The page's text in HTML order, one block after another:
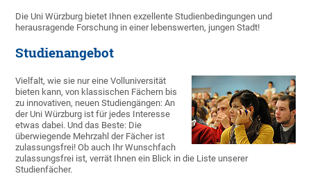
Die Uni Würzburg bietet Ihnen exzellente Studienbedingungen und
herausragende Forschung in einer lebenswerten, jungen Stadt!
Studienangebot
Vielfalt, wie sie nur eine Volluniversität
bieten kann, von klassischen Fächern bis
zu innovativen, neuen Studiengängen: An
der Uni Würzburg ist für jedes Interesse
etwas dabei. Und das Beste: Die
überwiegende Mehrzahl der Fächer ist
zulassungsfrei! Ob auch Ihr Wunschfach
zulassungsfrei ist, verrät Ihnen ein Blick in die Liste unserer
Studienfächer.